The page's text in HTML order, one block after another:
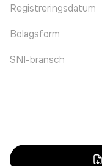
Registreringsdatum
Bolagsform
SNI-bransch